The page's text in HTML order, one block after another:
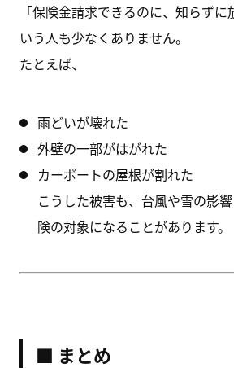
「保険金請求できるのに、知らず
いう人も少なくありません。
たとえば、
雨どいが壊れた
外壁の一部がはがれた
カーポートの屋根が割れた
こうした被害も、台風や雪の影
険の対象になることがあります。
■ まとめ